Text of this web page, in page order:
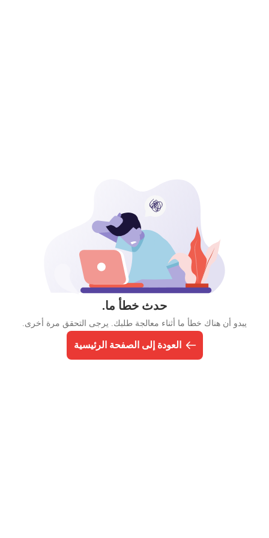
حدث خطأ ما.
يبدو أن هناك خطأ ما أثناء معالجة طلبك. يرجى التحقق مرة أخرى.
العودة إلى الصفحة الرئيسية